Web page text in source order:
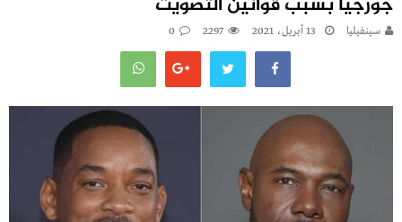
سينفيليا 13 أبريل، 2021 2297
0